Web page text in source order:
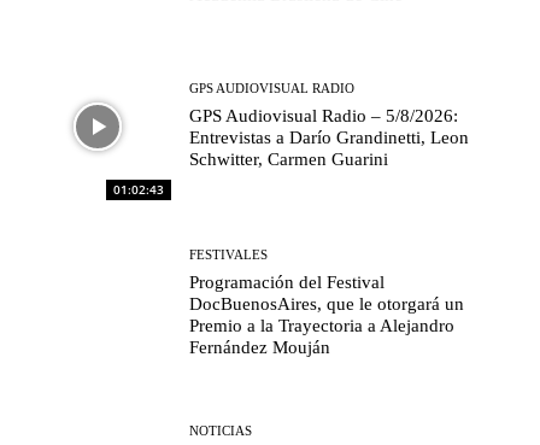
01:02:43
GPS AUDIOVISUAL RADIO
GPS Audiovisual Radio – 5/8/2026:
Entrevistas a Darío Grandinetti, Leon
Schwitter, Carmen Guarini
FESTIVALES
Programación del Festival
DocBuenosAires, que le otorgará un
Premio a la Trayectoria a Alejandro
Fernández Mouján
NOTICIAS